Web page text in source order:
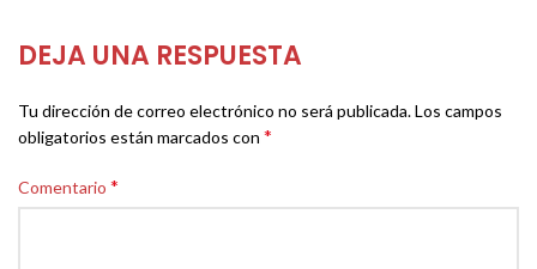
DEJA UNA RESPUESTA
Tu dirección de correo electrónico no será publicada.Los campos
obligatorios están marcados con *
Comentario *